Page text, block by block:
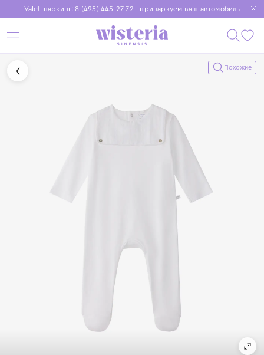
Valet-паркинг: 8 (495) 445-27-72 - припаркуем ваш автомобиль
Бесплатная доставка при заказе от 15 000 ₽
Установите приложение, чтобы покупки были еще удобнее
Похожие